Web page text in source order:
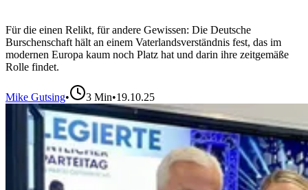
Für die einen Relikt, für andere Gewissen: Die Deutsche
Burschenschaft hält an einem Vaterlandsverständnis fest, das im
modernen Europa kaum noch Platz hat und darin ihre zeitgemäße
Rolle findet.
Mike Gutsing• 3 Min•19.10.25